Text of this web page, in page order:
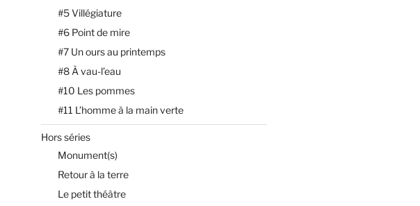
#5 Villégiature
#6 Point de mire
#7 Un ours au printemps
#8 À vau-l’eau
#10 Les pommes
#11 L’homme à la main verte
Hors séries
Monument(s)
Retour à la terre
Le petit théâtre